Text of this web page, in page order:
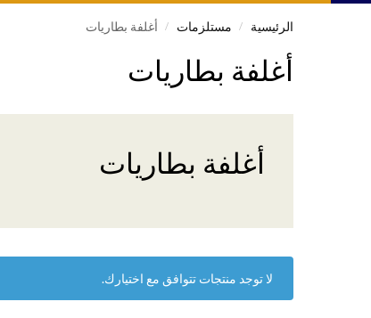
الرئيسية / مستلزمات / أغلفة بطاريات
أغلفة بطاريات
أغلفة بطاريات
لا توجد منتجات تتوافق مع اختيارك.